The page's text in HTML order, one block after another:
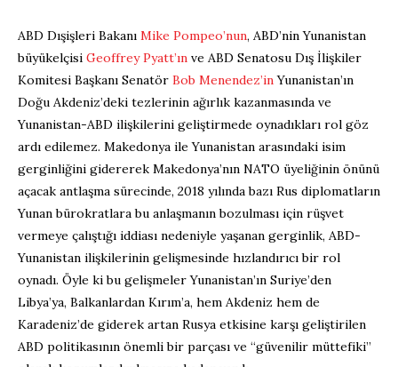
ABD Dışişleri Bakanı Mike Pompeo’nun, ABD’nin Yunanistan
büyükelçisi Geoffrey Pyatt’ın ve ABD Senatosu Dış İlişkiler
Komitesi Başkanı Senatör Bob Menendez’inYunanistan’ın
Doğu Akdeniz’deki tezlerinin ağırlık kazanmasında ve
Yunanistan-ABD ilişkilerini geliştirmede oynadıkları rol göz
ardı edilemez. Makedonya ile Yunanistan arasındaki isim
gerginliğini gidererek Makedonya’nın NATO üyeliğinin önünü
açacak antlaşma sürecinde, 2018 yılında bazı Rus diplomatların
Yunan bürokratlara bu anlaşmanın bozulması için rüşvet
vermeye çalıştığı iddiası nedeniyle yaşanan gerginlik, ABD-
Yunanistan ilişkilerinin gelişmesinde hızlandırıcı bir rol
oynadı. Öyle ki bu gelişmeler Yunanistan’ın Suriye’den
Libya’ya, Balkanlardan Kırım’a, hem Akdeniz hem de
Karadeniz’de giderek artan Rusya etkisine karşı geliştirilen
ABD politikasının önemli bir parçası ve “güvenilir müttefiki”